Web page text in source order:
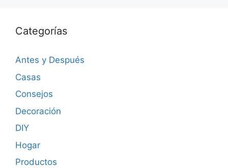
Categorías
Antes y Después
Casas
Consejos
Decoración
DIY
Hogar
Productos